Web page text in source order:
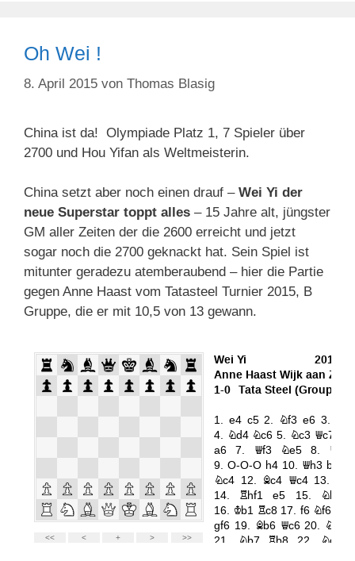
Oh Wei !
8. April 2015 von Thomas Blasig
China ist da! Olympiade Platz 1, 7 Spieler über
2700 und Hou Yifan als Weltmeisterin.
China setzt aber noch einen drauf – Wei Yi der
neue Superstar toppt alles – 15 Jahre alt, jüngster
GM aller Zeiten der die 2600 erreicht und jetzt
sogar noch die 2700 geknackt hat. Sein Spiel ist
mitunter geradezu atemberaubend – hier die Partie
gegen Anne Haast vom Tatasteel Turnier 2015, B
Gruppe, die er mit 10,5 von 13 gewann.